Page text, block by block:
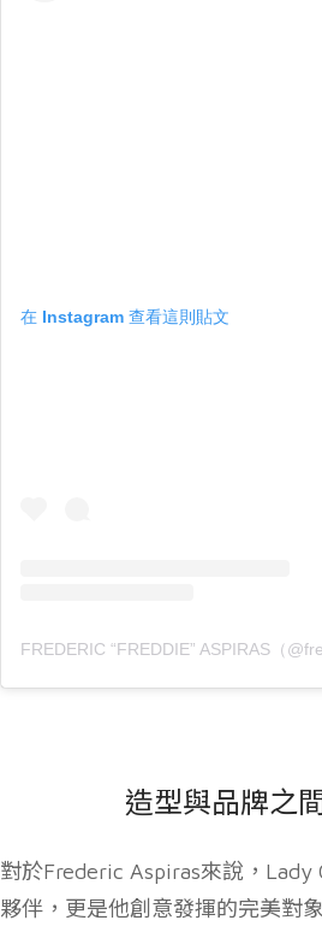
在 Instagram 查看這則貼文
FREDERIC “FREDDIE” ASPIRAS（
造型與品牌之
對於Frederic Aspiras來說，Lady
夥伴，更是他創意發揮的完美對